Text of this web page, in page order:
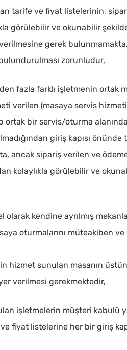
tarife ve fiyat listelerinin,
görülebilir ve okunabilir
gerek
zorunludur,
fazla farklı işletmenin ortak
verilen (masaya servis
ortak bir servis/oturma
giriş kapısı
ancak sipariş verilen ve
kolaylıkla görülebilir ve
olarak kendine ayrılmış
oturmalarını müteakiben
hizmet sunulan masanın
verilmesi gerekmektedir,
işletmelerin müşteri kabulü
fiyat listelerine her bir giriş